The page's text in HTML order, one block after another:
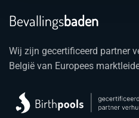
Bevallingsbaden
Wij zijn gecertificeerd partner
België van Europees